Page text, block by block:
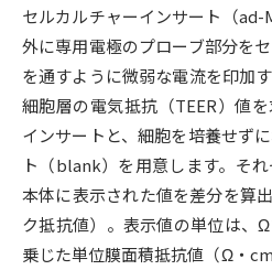
セルカルチャーインサート（ad-
外に専用電極のプローブ部分を
を通すように微弱な電流を印加
細胞層の電気抵抗（TEER）値
インサートと、細胞を培養せず
ト（blank）を用意します。そ
本体に表示された値を差分を算
ク抵抗値）。表示値の単位は、
乗じた単位膜面積抵抗値（Ω・cm